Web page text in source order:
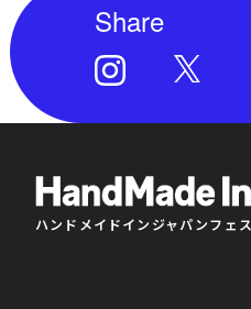
Share
ハンドメイドインジャパンフェス